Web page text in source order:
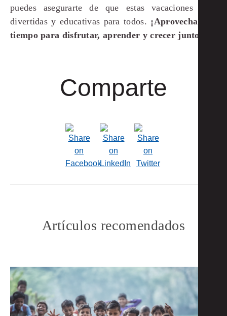
puedes asegurarte de que estas vacaciones sean
divertidas y educativas para todos. ¡Aprovecha este
tiempo para disfrutar, aprender y crecer juntos!
Comparte
Artículos recomendados